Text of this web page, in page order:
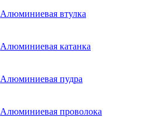
Алюминиевая втулка
Алюминиевая катанка
Алюминиевая пудра
Алюминиевая проволока